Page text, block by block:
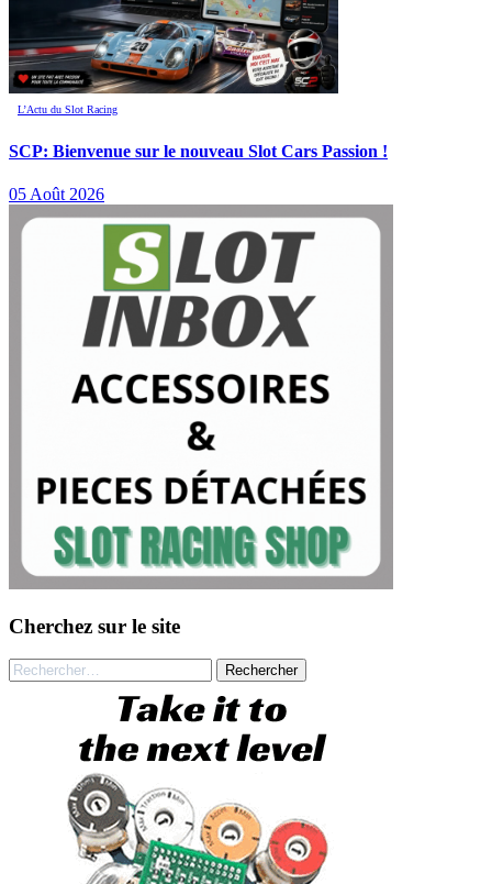
L’Actu du Slot Racing
SCP: Bienvenue sur le nouveau Slot Cars Passion !
05 Août 2026
Cherchez sur le site
Rechercher :